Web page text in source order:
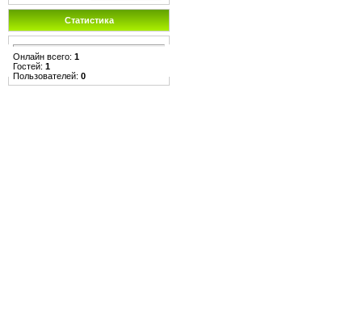
Статистика
Онлайн всего: 1
Гостей: 1
Пользователей: 0